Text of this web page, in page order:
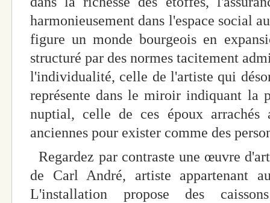
harmonieusement dans l'espace social
figure un monde bourgeois en
structuré par des normes tacitement
l'individualité, celle de l'artiste qui
représente dans le miroir indiquant la
nuptial, celle de ces époux arrachés
anciennes pour exister comme des
Regardez par contraste une œuvre
de Carl André, artiste appartenant
L'installation propose des